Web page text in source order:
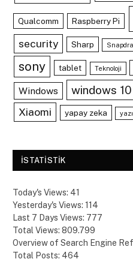
Qualcomm Raspberry Pi
security Sharp
sony tablet Teknoloji
Windows windows 10
Xiaomi yapay zeka
ISTATISTIK
Today's Views: 41
Yesterday's Views: 114
Last 7 Days Views: 777
Total Views: 809.799
Overview of Search Engine
Total Posts: 464